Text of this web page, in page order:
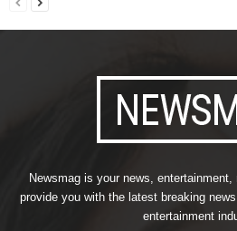
Newsmag is your news,
provide you with the latest breaking
entertainment